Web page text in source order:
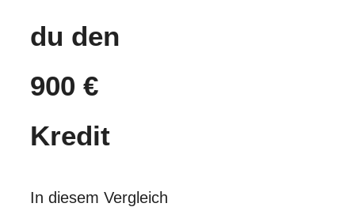
du den
900 €
Kredit
In diesem Vergleich